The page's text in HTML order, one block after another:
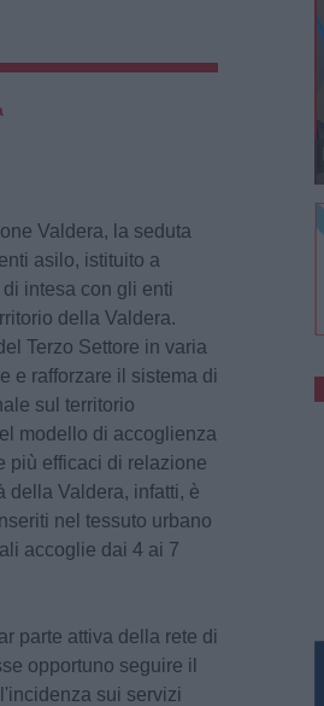
Valdera, la seduta
asilo, istituito a
intesa con gli enti
della Valdera.
Terzo Settore in varia
e rafforzare il sistema di
sul territorio
modello di accoglienza
più efficaci di relazione
della Valdera, infatti, è
nel tessuto urbano
accoglie dai 4 ai 7
parte attiva della rete di
opportuno seguire il
sui servizi